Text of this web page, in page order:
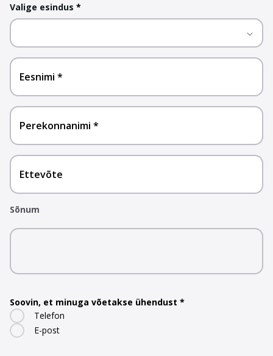
Valige esindus *
Eesnimi
Perekonnanimi
Ettevõte
Sõnum
Soovin, et minuga võetakse ühendust
Telefon
E-post